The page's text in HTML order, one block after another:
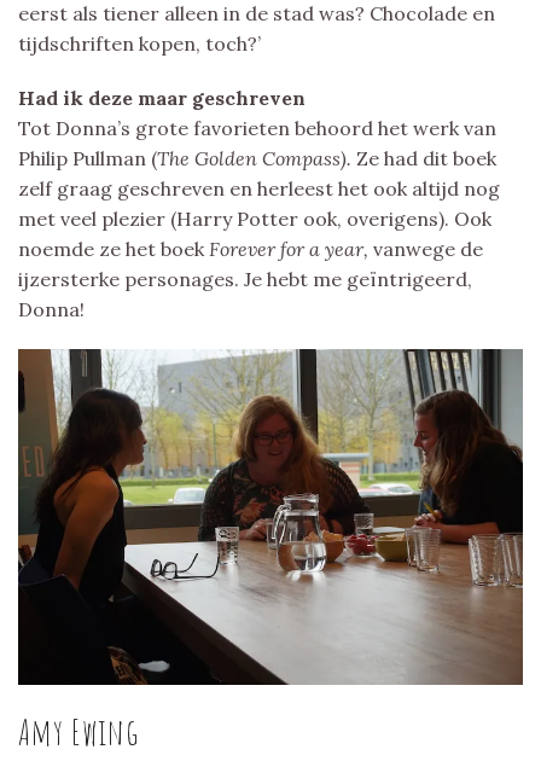
eerst als tiener alleen in de stad was? Chocolade en
tijdschriften kopen, toch?’
Had ik deze maar geschreven
Tot Donna’s grote favorieten behoord het werk van
Philip Pullman (The Golden Compass). Ze had dit boek
zelf graag geschreven en herleest het ook altijd nog
met veel plezier (Harry Potter ook, overigens). Ook
noemde ze het boek Forever for a year, vanwege de
ijzersterke personages. Je hebt me geïntrigeerd,
Donna!
Amy Ewing